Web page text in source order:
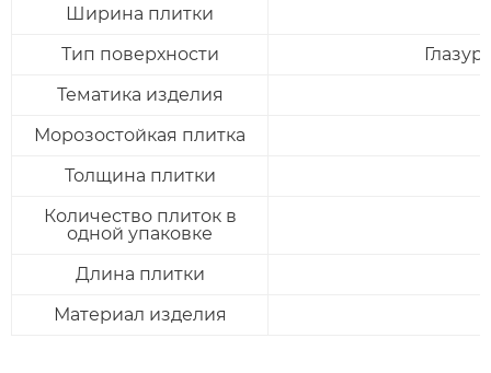
Ширина плитки
Тип поверхности
Тематика изделия
Морозостойкая плитка
Толщина плитки
Количество плиток в
одной упаковке
Длина плитки
Материал изделия
Отправить